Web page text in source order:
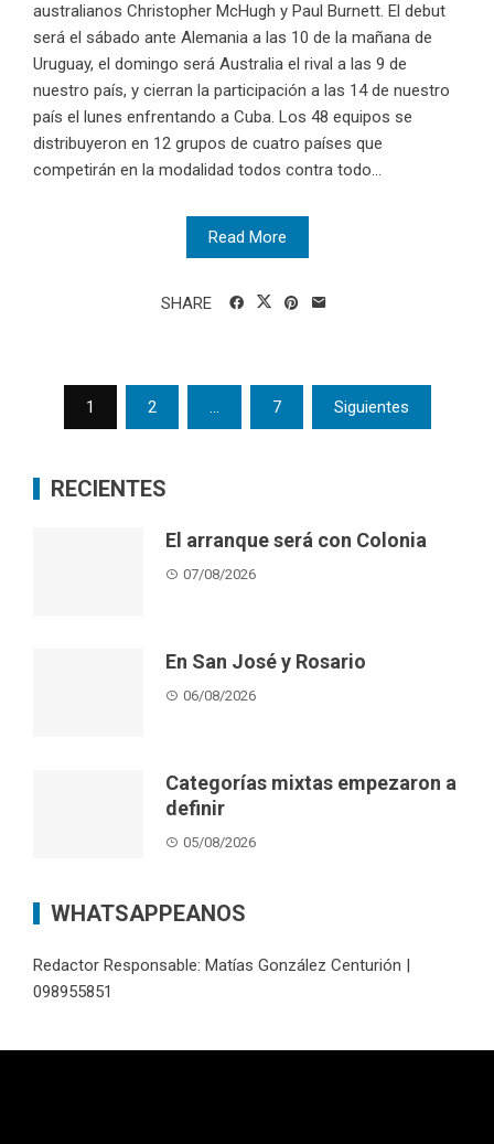
australianos Christopher McHugh y Paul Burnett. El debut
será el sábado ante Alemania a las 10 de la mañana de
Uruguay, el domingo será Australia el rival a las 9 de
nuestro país, y cierran la participación a las 14 de nuestro
país el lunes enfrentando a Cuba. Los 48 equipos se
distribuyeron en 12 grupos de cuatro países que
competirán en la modalidad todos contra todo...
Read More
SHARE
Posts
pagination
1 2 … 7 Siguientes
RECIENTES
El arranque será con Colonia
07/08/2026
En San José y Rosario
06/08/2026
Categorías mixtas empezaron a
definir
05/08/2026
WHATSAPPEANOS
Redactor Responsable: Matías González Centurión |
098955851